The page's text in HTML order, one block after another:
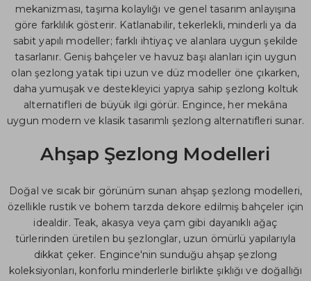
mekanizması, taşıma kolaylığı ve genel tasarım anlayışına
göre farklılık gösterir. Katlanabilir, tekerlekli, minderli ya da
sabit yapılı modeller; farklı ihtiyaç ve alanlara uygun şekilde
tasarlanır. Geniş bahçeler ve havuz başı alanları için uygun
olan şezlong yatak tipi uzun ve düz modeller öne çıkarken,
daha yumuşak ve destekleyici yapıya sahip şezlong koltuk
alternatifleri de büyük ilgi görür. Engince, her mekâna
uygun modern ve klasik tasarımlı şezlong alternatifleri sunar.
Ahşap Şezlong Modelleri
Doğal ve sıcak bir görünüm sunan ahşap şezlong modelleri,
özellikle rustik ve bohem tarzda dekore edilmiş bahçeler için
idealdir. Teak, akasya veya çam gibi dayanıklı ağaç
türlerinden üretilen bu şezlonglar, uzun ömürlü yapılarıyla
dikkat çeker. Engince'nin sunduğu ahşap şezlong
koleksiyonları, konforlu minderlerle birlikte şıklığı ve doğallığı